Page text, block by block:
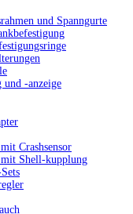
und Spanngurte
und -anzeige
Crashsensor
Shell-kupplung